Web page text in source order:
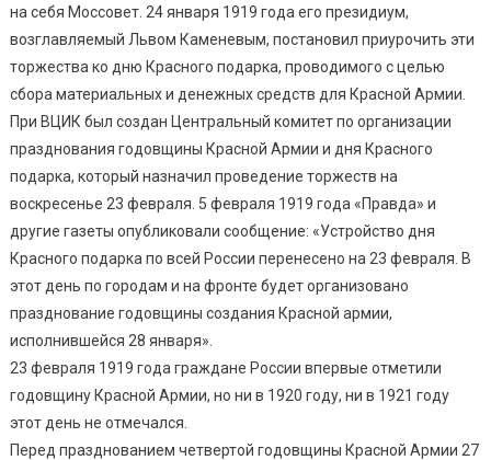
на себя Моссовет. 24 января 1919 года его президиум,
возглавляемый Львом Каменевым, постановил приурочить эти
торжества ко дню Красного подарка, проводимого с целью
сбора материальных и денежных средств для Красной Армии.
При ВЦИК был создан Центральный комитет по организации
празднования годовщины Красной Армии и дня Красного
подарка, который назначил проведение торжеств на
воскресенье 23 февраля. 5 февраля 1919 года «Правда» и
другие газеты опубликовали сообщение: «Устройство дня
Красного подарка по всей России перенесено на 23 февраля. В
этот день по городам и на фронте будет организовано
празднование годовщины создания Красной армии,
исполнившейся 28 января».
23 февраля 1919 года граждане России впервые отметили
годовщину Красной Армии, но ни в 1920 году, ни в 1921 году
этот день не отмечался.
Перед празднованием четвертой годовщины Красной Армии 27